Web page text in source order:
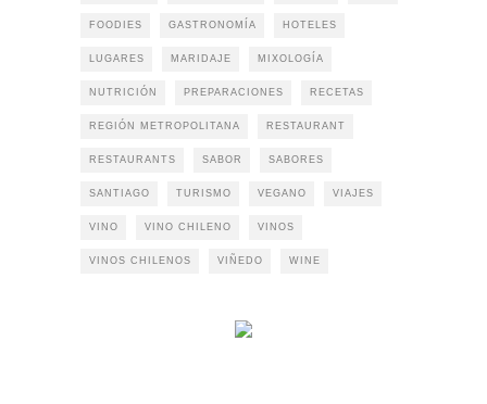
FOODIES GASTRONOMÍA HOTELES
LUGARES MARIDAJE MIXOLOGÍA
NUTRICIÓN PREPARACIONES RECETAS
REGIÓN METROPOLITANA RESTAURANT
RESTAURANTS SABOR SABORES
SANTIAGO TURISMO VEGANO VIAJES
VINO VINO CHILENO VINOS
VINOS CHILENOS VIÑEDO WINE